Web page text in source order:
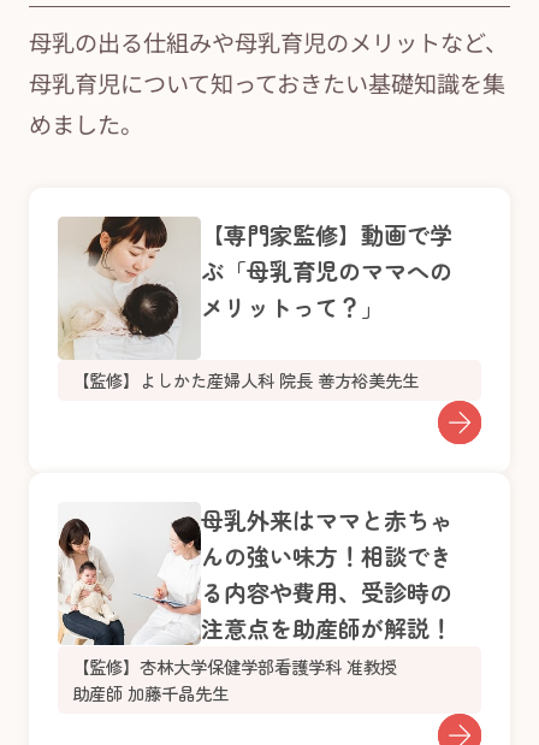
母乳の出る仕組みや母乳育児のメリットなど、
母乳育児について知っておきたい基礎知識を集
めました。
【専門家監修】動画で学
ぶ「母乳育児のママへの
メリットって？」
【監修】よしかた産婦人科 院長 善方裕美先生
母乳外来はママと赤ちゃ
んの強い味方！相談でき
る内容や費用、受診時の
注意点を助産師が解説！
【監修】杏林大学保健学部看護学科 准教授
助産師 加藤千晶先生